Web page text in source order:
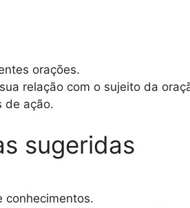
orações.
relação com o sujeito da
de ação.
sugeridas
conhecimentos.